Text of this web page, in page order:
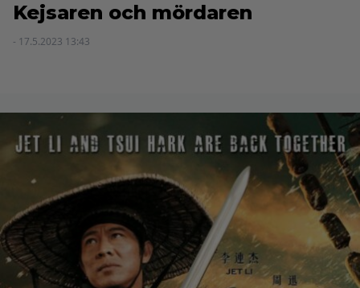
Kejsaren och mördaren
- 17.5.2023 13:43